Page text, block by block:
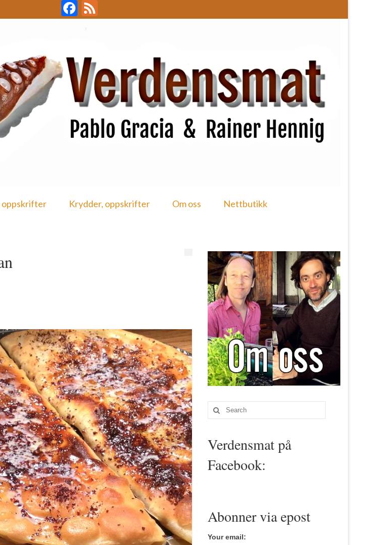
Facebook
oppskrifter Krydder, oppskrifter Om oss Nettbutikk
Search
for:
Verdensmat på
Facebook:
Abonner via epost
Your email: